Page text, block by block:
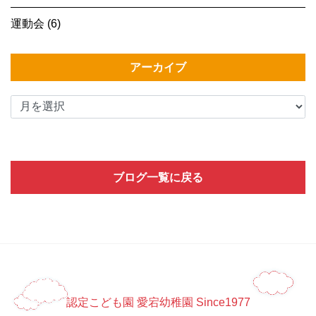
運動会 (6)
アーカイブ
ブログ一覧に戻る
認定こども園 愛宕幼稚園 Since1977